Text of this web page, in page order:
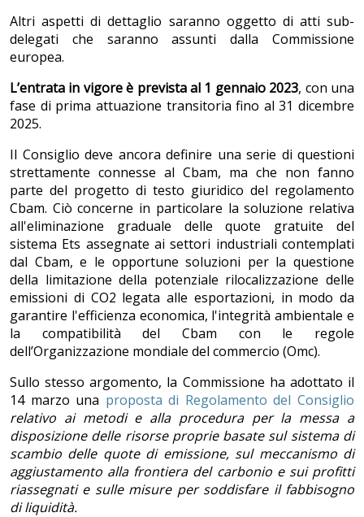
Altri aspetti di dettaglio saranno oggetto di atti sub-
delegati che saranno assunti dalla Commissione
europea.
L’entrata in vigore è prevista al 1 gennaio 2023, con una
fase di prima attuazione transitoria fino al 31 dicembre
2025.
Il Consiglio deve ancora definire una serie di questioni
strettamente connesse al Cbam, ma che non fanno
parte del progetto di testo giuridico del regolamento
Cbam. Ciò concerne in particolare la soluzione relativa
all'eliminazione graduale delle quote gratuite del
sistema Ets assegnate ai settori industriali contemplati
dal Cbam, e le opportune soluzioni per la questione
della limitazione della potenziale rilocalizzazione delle
emissioni di CO2 legata alle esportazioni, in modo da
garantire l'efficienza economica, l'integrità ambientale e
la compatibilità del Cbam con le regole
dell’Organizzazione mondiale del commercio (Omc).
Sullo stesso argomento, la Commissione ha adottato il
14 marzo una proposta di Regolamento del Consiglio
relativo ai metodi e alla procedura per la messa a
disposizione delle risorse proprie basate sul sistema di
scambio delle quote di emissione, sul meccanismo di
aggiustamento alla frontiera del carbonio e sui profitti
riassegnati e sulle misure per soddisfare il fabbisogno
di liquidità.